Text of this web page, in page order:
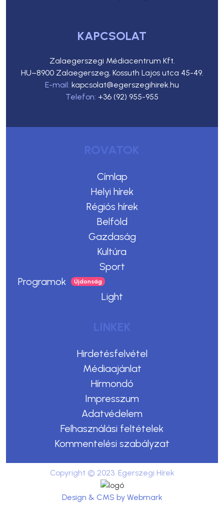
KAPCSOLAT
Zalaegerszegi Médiacentrum Kft.
HU–8900 Zalaegerszeg, Kossuth Lajos utca 45-49.
E-mail: kapcsolat@egerszegihirek.hu
Telefon: +36 (92) 955-955
ROVATOK
Címlap
Helyi hírek
Régiós hírek
Belföld
Gazdaság
Kultúra
Sport
Programok
Light
LINKEK
Hirdetésfelvétel
Médiaajánlat
Hírmondó
Impresszum
Adatvédelem
Felhasználási feltételek
Kommentelési szabályzat
Copyright © 2023. Egerszegi Hírek
Design & CMS by Webmark